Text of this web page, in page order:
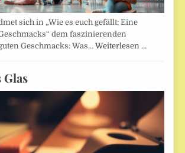
sich in „Wie es euch gefällt: Eine
dem faszinierenden
Geschmacks: Was…Weiterlesen …
Glas